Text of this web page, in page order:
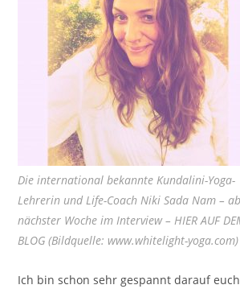
Die international bekannte Kundalini-Yoga-
Lehrerin und Life-Coach Niki Sada Nam – ab
nächster Woche im Interview – HIER AUF
BLOG (Bildquelle: www.whitelight-yoga.com)
Ich bin schon sehr gespannt darauf